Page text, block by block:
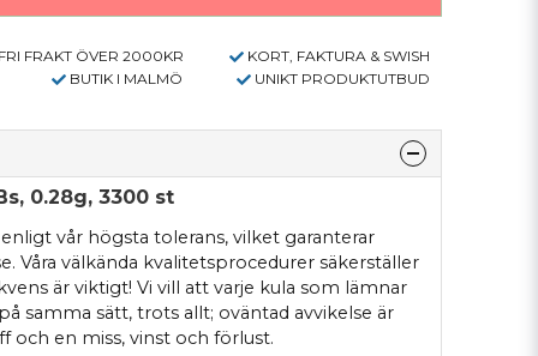
FRI FRAKT ÖVER 2000KR
KORT, FAKTURA & SWISH
BUTIK I MALMÖ UNIKT PRODUKTUTBUD
0.28g, 3300 st
vår högsta tolerans, vilket garanterar
Våra välkända kvalitetsprocedurer säkerställer
är viktigt! Vi vill att varje kula som lämnar
samma sätt, trots allt; oväntad avvikelse är
och en miss, vinst och förlust.